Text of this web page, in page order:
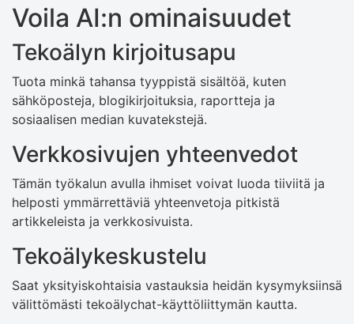
Voila AI:n ominaisuudet
Tekoälyn kirjoitusapu
Tuota minkä tahansa tyyppistä sisältöä, kuten
sähköposteja, blogikirjoituksia, raportteja ja
sosiaalisen median kuvatekstejä.
Verkkosivujen yhteenvedot
Tämän työkalun avulla ihmiset voivat luoda tiiviitä ja
helposti ymmärrettäviä yhteenvetoja pitkistä
artikkeleista ja verkkosivuista.
Tekoälykeskustelu
Saat yksityiskohtaisia ​​vastauksia heidän kysymyksiinsä
välittömästi tekoälychat-käyttöliittymän kautta.